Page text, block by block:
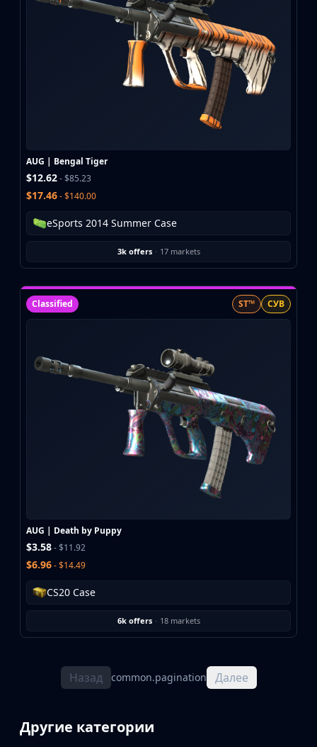
AUG | Bengal Tiger
$12.62- $85.23
$17.46- $140.00
eSports 2014 Summer Case
3k offers · 17 markets
Classified ST™ СУВ
AUG | Death by Puppy
$3.58- $11.92
$6.96- $14.49
CS20 Case
6k offers · 18 markets
Назад common.pagination Далее
Другие категории